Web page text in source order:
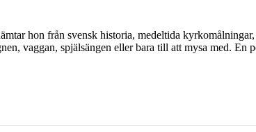
hon från svensk historia, medeltida
vaggan, spjälsängen eller bara till att mysa med. En